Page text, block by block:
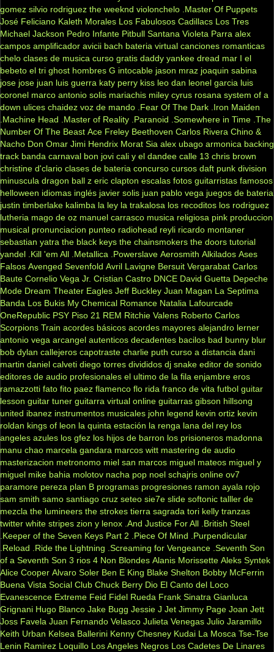
gomez silvio rodriguez the weeknd violonchelo .Master Of Puppets
José Feliciano Kaleth Morales Los Fabulosos Cadillacs Los Tres
Michael Jackson Pedro Infante Pitbull Santana Violeta Parra alex
campos amplificador avicii bach bateria virtual canciones romanticas
chelo clases de musica curso gratis daddy yankee dread mar I el
bebeto el tri ghost hombres G intocable jason mraz joaquin sabina
jose jose juan luis guerra katy perry kiss leo dan leonel garcia luis
coronel marco antonio solis mariachis miley cyrus rosana system of a
down ulices chaidez voz de mando .Fear Of The Dark .Iron Maiden
.Machine Head
.Master of Reality .Paranoid .Somewhere in Time .The
Number Of The Beast Ace Freley Beethoven Carlos Rivera Chino &
Nacho Don Omar Jimi Hendrix Morat Sia alex ubago armonica backing
track banda carnaval bon jovi cali y el dandee calle 13 chris brown
christine d'clario clases de bateria concurso cursos daft punk division
minuscula dragon ball z eric clapton escalas fotos guitarristas famosos
helloween idiomas inglés javier solis juan pablo vega juegos de bateria
justin timberlake kalimba la ley la trakalosa los recoditos los rodriguez
lutheria mago de oz manuel carrasco musica religiosa pink produccion
musical pronunciacion punteo radiohead reyli ricardo montaner
sebastian yatra the black keys the chainsmokers the doors tutorial
yandel .Kill 'em All .Metallica .Powerslave Aerosmith Alkilados Ases
Falsos Avenged Sevenfold Avril Lavigne Bersuit Vergarabat Carlos
Baute Cornelio Vega Jr. Cristian Castro DNCE David Guetta Depeche
Mode Dream Theater Eagles Jeff Buckley Juan Magan La Septima
Banda Los Bukis My Chemical Romance Natalia Lafourcade
OneRepublic PSY Piso 21 REM Ritchie Valens Roberto Carlos
Scorpions Train acordes básicos acordes mayores alejandro lerner
antonio vega arcangel autenticos decadentes bacilos bad bunny blur
bob dylan callejeros capotraste charlie puth curso a distancia dani
martin daniel calveti diego torres divididos dj snake editor de sonido
editores de audio profesionales el ultimo de la fila enjambre eros
ramazzotti fato fito paez flamenco flo rida franco de vita futbol guitar
lesson guitar tuner guitarra virtual online guitarras gibson hillsong
united ibanez instrumentos musicales john legend kevin ortiz kevin
roldan kings of leon la quinta estación la renga lana del rey los
angeles azules los gfez los hijos de barron los prisioneros madonna
manu chao marcela gandara marcos witt mastering de audio
masterizacion metronomo miel san marcos miguel mateos miguel y
miguel mike bahia molotov nacha pop noel schajris online ov7
paramore pereza plan B programas progresiones ramon ayala rojo
sam smith samo santiago cruz seteo sie7e slide softonic talller de
mezcla the lumineers the strokes tierra sagrada tori kelly tranzas
twitter white stripes zion y lenox .And Justice For All .British Steel
.Keeper of the Seven Keys Part 2
.Piece Of Mind
.Purpendicular
.Reload
.Ride the Lightning .Screaming for Vengeance .Seventh Son
of a Seventh Son 3 rios 4 Non Blondes Alanis Morissette Aleks Syntek
Alice Cooper Alvaro Soler Ben E King Blake Shelton Bobby McFerrin
Buena Vista Social Club Chuck Berry Dio El Canto del Loco
Evanescence Extreme Feid Fidel Rueda Frank Sinatra Gianluca
Grignani Hugo Blanco Jake Bugg Jessie J Jet Jimmy Page Joan Jett
Joss Favela Juan Fernando Velasco Julieta Venegas Julio Jaramillo
Keith Urban Kelsea Ballerini Kenny Chesney Kudai La Mosca Tse-Tse
Lenin Ramirez Loquillo Los Angeles Negros Los Cadetes De Linares